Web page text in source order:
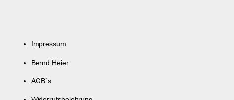
Impressum
Bernd Heier
AGB`s